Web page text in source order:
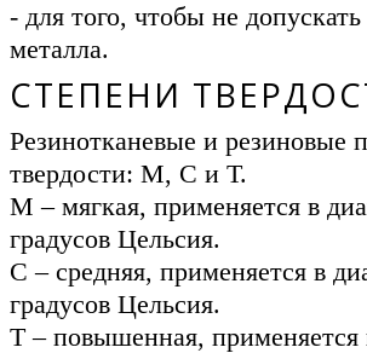
- для того, чтобы не
металла.
СТЕПЕНИ
Резинотканевые и резиновые
твердости: М, С и Т.
М – мягкая, применяется в
градусов Цельсия.
С – средняя, применяется в
градусов Цельсия.
Т – повышенная, применяется